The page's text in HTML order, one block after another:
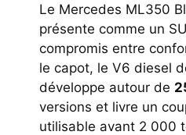
Le Mercedes ML350
présente comme un
compromis entre
le capot, le V6 diesel
développe autour de
versions et livre un
utilisable avant 2 000